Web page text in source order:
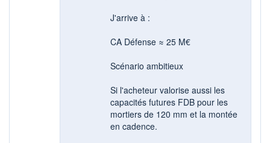
J'arrive à :
CA Défense ≈ 25 M€
Scénario ambitieux
Si l'acheteur valorise aussi les
capacités futures FDB pour les
mortiers de 120 mm et la montée
en cadence.